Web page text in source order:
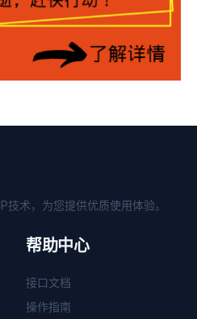
术，为您提供优质使用体验。
帮助中心
接口文档
操作指南